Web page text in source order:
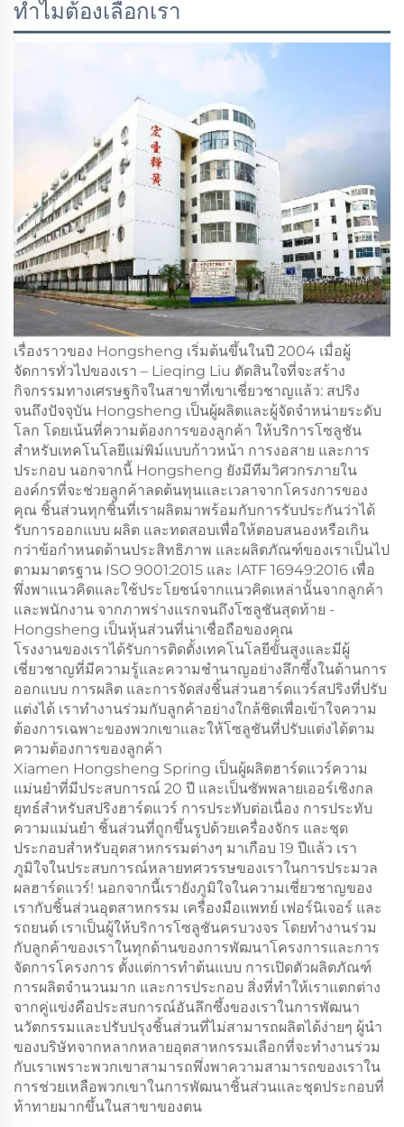
ทำไมต้องเลือกเรา
เรื่องราวของ Hongsheng เริ่มต้นขึ้นในปี 2004 เมื่อผู้
จัดการทั่วไปของเรา – Lieqing Liu ตัดสินใจที่จะสร้าง
กิจกรรมทางเศรษฐกิจในสาขาที่เขาเชี่ยวชาญแล้ว: สปริง
จนถึงปัจจุบัน Hongsheng เป็นผู้ผลิตและผู้จัดจำหน่ายระดับ
โลก โดยเน้นที่ความต้องการของลูกค้า ให้บริการโซลูชัน
สำหรับเทคโนโลยีแม่พิม์แบบก้าวหน้า การงอสาย และการ
ประกอบ นอกจากนี้ Hongsheng ยังมีทีมวิศวกรภายใน
องค์กรที่จะช่วยลูกค้าลดต้นทุนและเวลาจากโครงการของ
คุณ ชิ้นส่วนทุกชิ้นที่เราผลิตมาพร้อมกับการรับประกันว่าได้
รับการออกแบบ ผลิต และทดสอบเพื่อให้ตอบสนองหรือเกิน
กว่าข้อกำหนดด้านประสิทธิภาพ และผลิตภัณฑ์ของเราเป็นไป
ตามมาตรฐาน ISO 9001:2015 และ IATF 16949:2016 เพื่อ
พึ่งพาแนวคิดและใช้ประโยชน์จากแนวคิดเหล่านั้นจากลูกค้า
และพนักงาน จากภาพร่างแรกจนถึงโซลูชันสุดท้าย -
Hongsheng เป็นหุ้นส่วนที่น่าเชื่อถือของคุณ
โรงงานของเราได้รับการติดตั้งเทคโนโลยีขั้นสูงและมีผู้
เชี่ยวชาญที่มีความรู้และความชำนาญอย่างลึกซึ้งในด้านการ
ออกแบบ การผลิต และการจัดส่งชิ้นส่วนฮาร์ดแวร์สปริงที่ปรับ
แต่งได้ เราทำงานร่วมกับลูกค้าอย่างใกล้ชิดเพื่อเข้าใจความ
ต้องการเฉพาะของพวกเขาและให้โซลูชันที่ปรับแต่งได้ตาม
ความต้องการของลูกค้า
Xiamen Hongsheng Spring เป็นผู้ผลิตฮาร์ดแวร์ความ
แม่นยำที่มีประสบการณ์ 20 ปี และเป็นซัพพลายเออร์เชิงกล
ยุทธ์สำหรับสปริงฮาร์ดแวร์ การประทับต่อเนื่อง การประทับ
ความแม่นยำ ชิ้นส่วนที่ถูกขึ้นรูปด้วยเครื่องจักร และชุด
ประกอบสำหรับอุตสาหกรรมต่างๆ มาเกือบ 19 ปีแล้ว เรา
ภูมิใจในประสบการณ์หลายทศวรรษของเราในการประมวล
ผลฮาร์ดแวร์! นอกจากนี้เรายังภูมิใจในความเชี่ยวชาญของ
เรากับชิ้นส่วนอุตสาหกรรม เครื่องมือแพทย์ เฟอร์นิเจอร์ และ
รถยนต์ เราเป็นผู้ให้บริการโซลูชันครบวงจร โดยทำงานร่วม
กับลูกค้าของเราในทุกด้านของการพัฒนาโครงการและการ
จัดการโครงการ ตั้งแต่การทำต้นแบบ การเปิดตัวผลิตภัณฑ์
การผลิตจำนวนมาก และการประกอบ สิ่งที่ทำให้เราแตกต่าง
จากคู่แข่งคือประสบการณ์อันลึกซึ้งของเราในการพัฒนา
นวัตกรรมและปรับปรุงชิ้นส่วนที่ไม่สามารถผลิตได้ง่ายๆ ผู้นำ
ของบริษัทจากหลากหลายอุตสาหกรรมเลือกที่จะทำงานร่วม
กับเราเพราะพวกเขาสามารถพึ่งพาความสามารถของเราใน
การช่วยเหลือพวกเขาในการพัฒนาชิ้นส่วนและชุดประกอบที่
ท้าทายมากขึ้นในสาขาของตน